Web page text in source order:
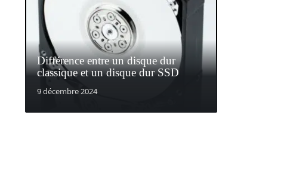
Différence entre un disque dur
classique et un disque dur SSD
9 décembre 2024